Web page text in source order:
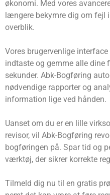
økonomi. Med vores
længere bekymre dig om fejl
overblik.
Vores brugervenlige
indtaste og gemme alle dine
sekunder. Abk-Bogføring
nødvendige rapporter og
information lige ved hånden.
Uanset om du er en lille
revisor, vil Abk-Bogføring
bogføringen på. Spar tid og
værktøj, der sikrer korrekte
Tilmeld dig nu til en gratis